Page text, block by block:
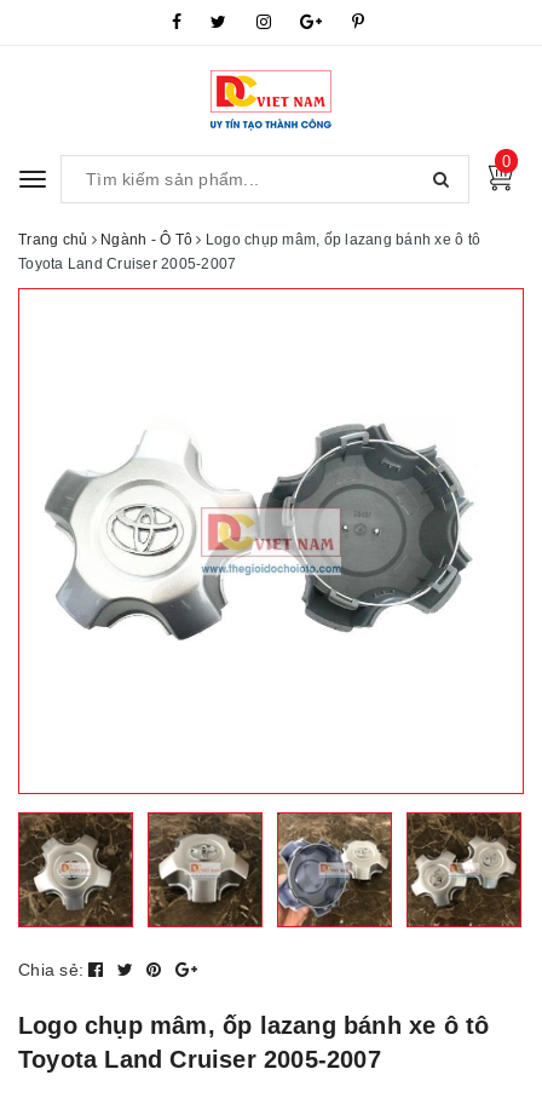
Toggle
0
Trang chủ Ngành - Ô Tô
Logo chụp mâm, ốp lazang bánh xe ô tô
Toyota Land Cruiser 2005-2007
Chia sẻ:
Logo chụp mâm, ốp lazang bánh xe ô tô
Toyota Land Cruiser 2005-2007